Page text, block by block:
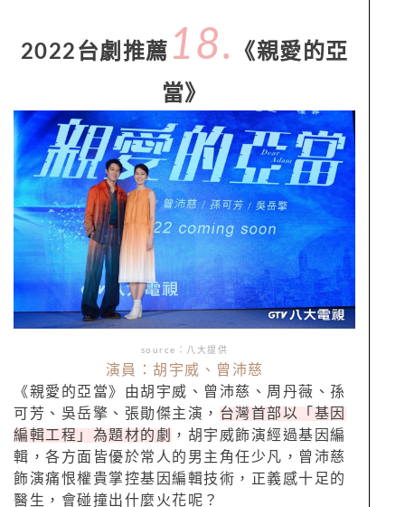
2022台劇推薦 18.
《親愛的亞
當》
source：八大提供
演員：胡宇威、曾沛慈
《親愛的亞當》由胡宇威、曾沛慈、周丹薇、孫
可芳、吳岳擎、張勛傑主演， 台灣首部以「基因
編輯工程」為題材的劇
，胡宇威飾演經過基因編
輯，各方面皆優於常人的男主角任少凡，曾沛慈
飾演痛恨權貴掌控基因編輯技術，正義感十足的
醫生，會碰撞出什麼火花呢？